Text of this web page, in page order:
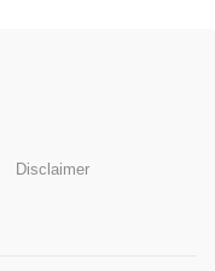
Disclaimer